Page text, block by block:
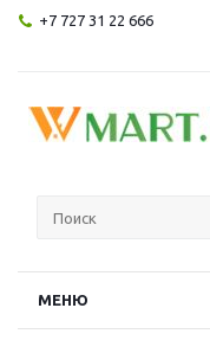
+7 727 31 22 666
МЕНЮ